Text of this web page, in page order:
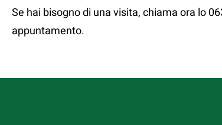
Se hai bisogno di una visita, chiama ora lo
appuntamento.